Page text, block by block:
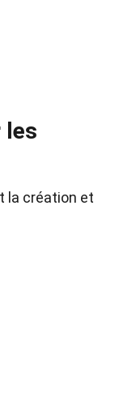
les
la création et